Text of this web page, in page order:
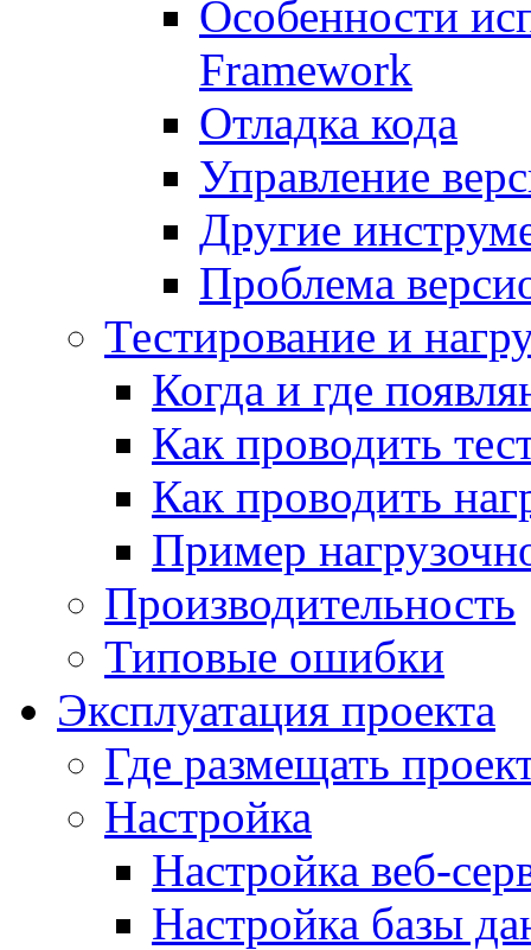
Особенности
Framework
Отладка кода
Управление
Другие
Проблема
Тестирование и
Когда и где
Как проводить
Как проводить
Пример
Производительность
Типовые ошибки
Эксплуатация проекта
Где размещать
Настройка
Настройка веб-
Настройка базы